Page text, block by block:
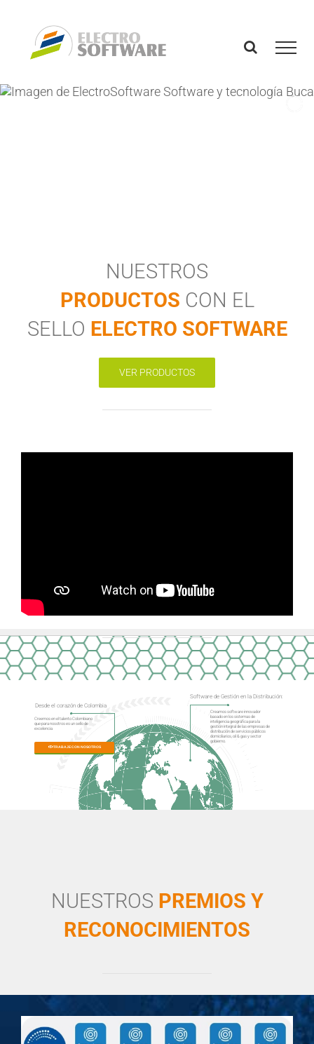
content
NUESTROS
PRODUCTOS CON EL
SELLO ELECTRO SOFTWARE
VER PRODUCTOS
Software de Gestión en la Distribución:
Creamos software innovador
basado en los sistemas de
inteligencia geográfica para la
gestión integral de las empresas de
distribución de servicios públicos
domiciliarios, oil & gas y sector
gobierno.
Desde el corazón de Colombia
Creemos en el talento Colombiano
que para nosotros es un sello de
excelencia
TRABAJE CON NOSOTROS
NUESTROS PREMIOS Y
RECONOCIMIENTOS